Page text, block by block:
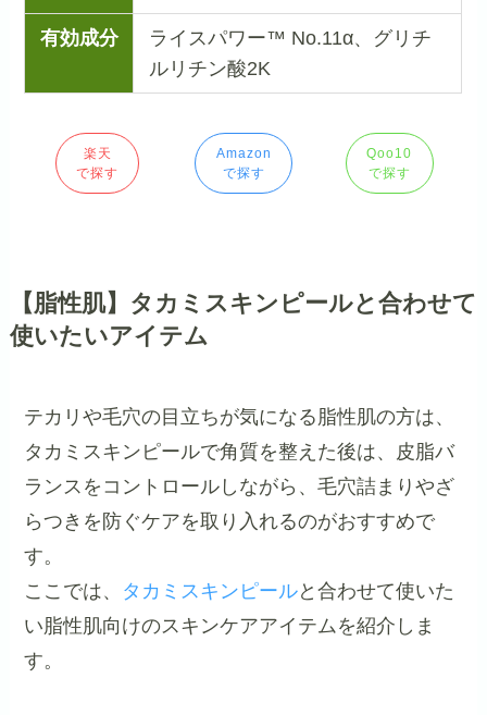
有効成分
ライスパワー™ No.11α、グリチ
ルリチン酸2K
楽天
で探す
Amazon
で探す
Qoo10
で探す
【脂性肌】タカミスキンピールと合わせて
使いたいアイテム
テカリや毛穴の目立ちが気になる脂性肌の方は、
タカミスキンピールで角質を整えた後は、皮脂バ
ランスをコントロールしながら、毛穴詰まりやざ
らつきを防ぐケアを取り入れるのがおすすめで
す。
ここでは、 タカミスキンピールと合わせて使いた
い脂性肌向けのスキンケアアイテムを紹介しま
す。